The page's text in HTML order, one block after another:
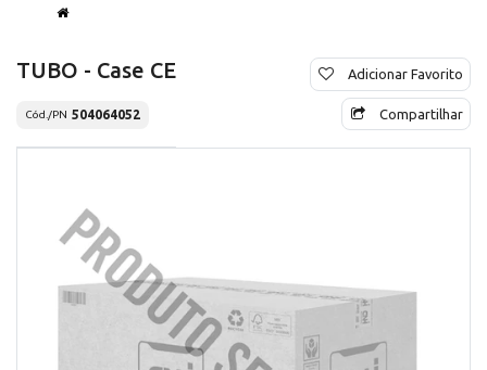
TUBO - Case CE
Cód./PN 504064052
Adicionar Favorito
Compartilhar